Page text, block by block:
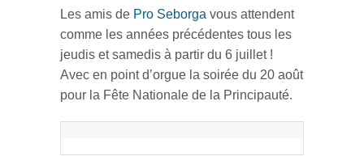
Les amis de Pro Seborga vous attendent
comme les années précédentes tous les
jeudis et samedis à partir du 6 juillet !
Avec en point d’orgue la soirée du 20 août
pour la Fête Nationale de la Principauté.